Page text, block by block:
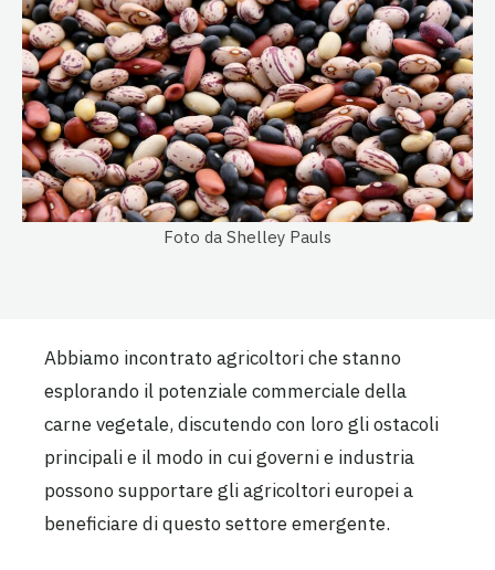
Foto da Shelley Pauls
Abbiamo incontrato agricoltori che stanno
esplorando il potenziale commerciale della
carne vegetale, discutendo con loro gli ostacoli
principali e il modo in cui governi e industria
possono supportare gli agricoltori europei a
beneficiare di questo settore emergente.